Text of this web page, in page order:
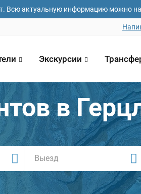
Всю актуальную информацию можно
Экскурсии
в